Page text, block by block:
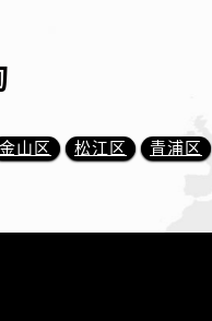
金山区 松江区 青浦区